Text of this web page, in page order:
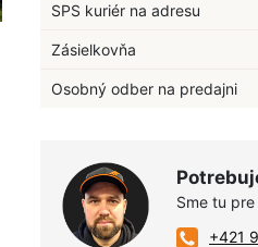
SPS kuriér na adresu
Zásielkovňa
Osobný odber na predajni
Sme tu
+421